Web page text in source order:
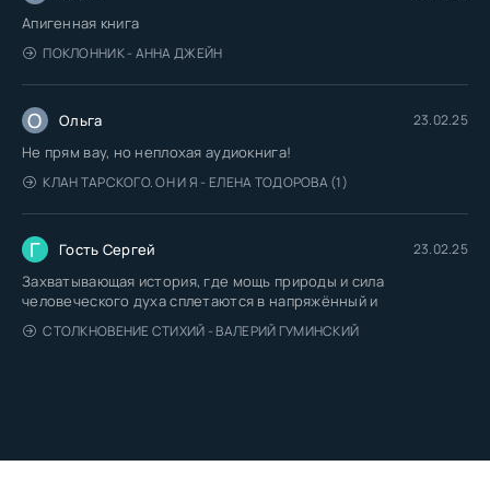
Апигенная книга
ПОКЛОННИК - АННА ДЖЕЙН
О Ольга 23.02.25
Не прям вау, но неплохая аудиокнига!
КЛАН ТАРСКОГО. ОН И Я - ЕЛЕНА ТОДОРОВА (1)
Г Гость Сергей 23.02.25
Захватывающая история, где мощь природы и сила
человеческого духа сплетаются в напряжённый и
СТОЛКНОВЕНИЕ СТИХИЙ - ВАЛЕРИЙ ГУМИНСКИЙ